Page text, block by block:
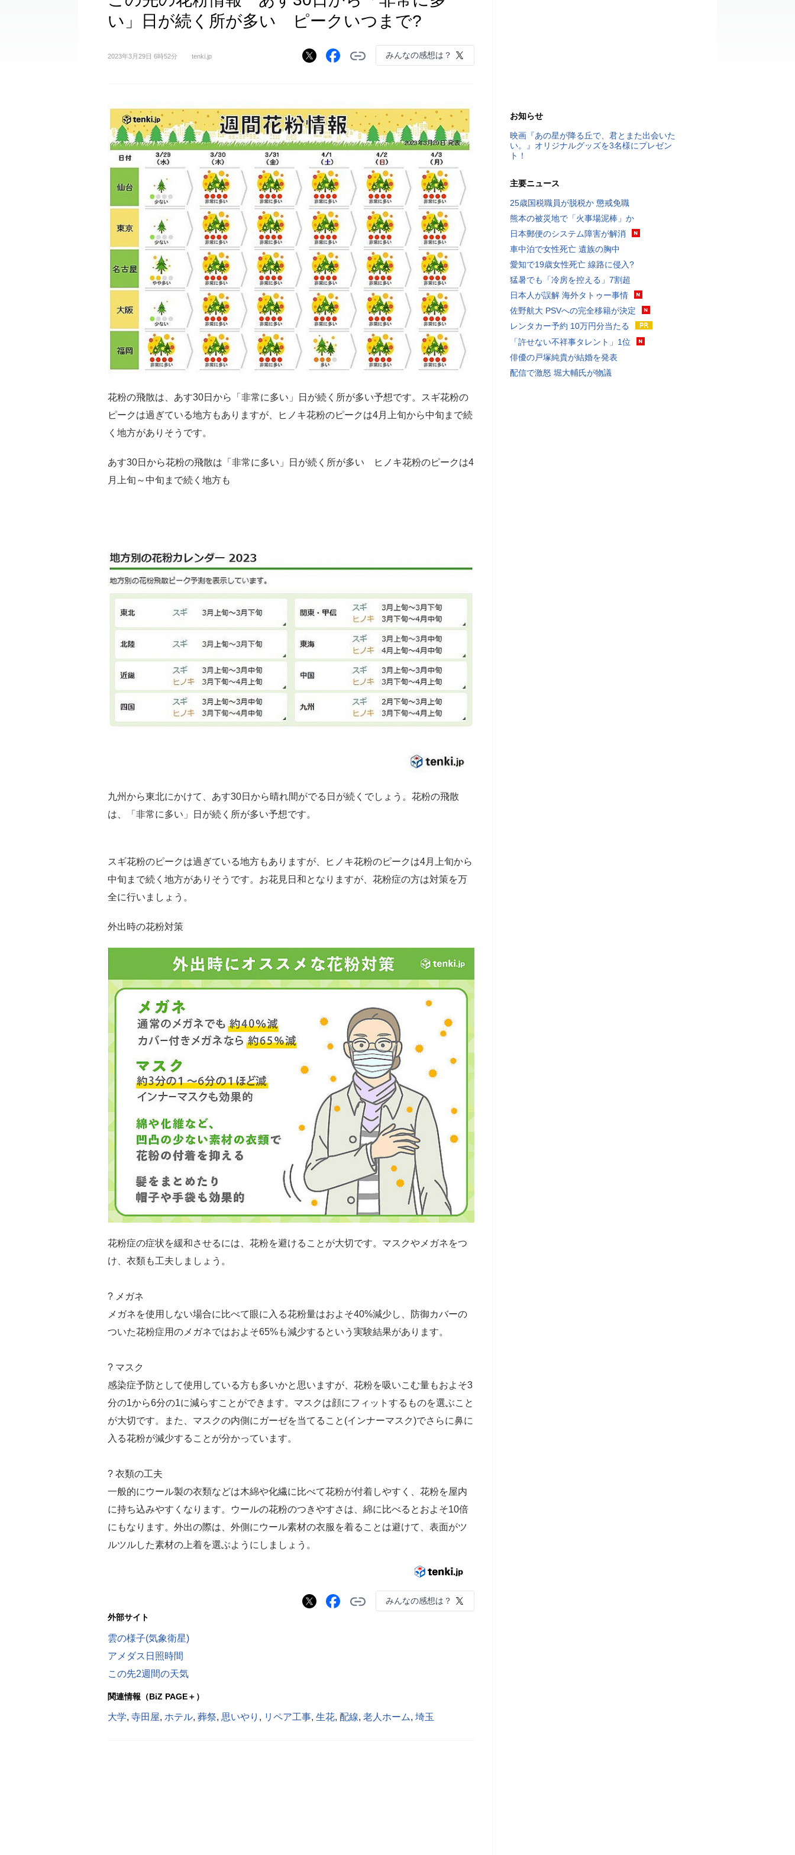
い」日が続く所が多い ピークいつまで?
2023年3月29日 6時52分 tenki.jp みんなの感想は？
花粉の飛散は、あす30日から「非常に多い」日が続く所が多い予想です。スギ花粉の
ピークは過ぎている地方もありますが、ヒノキ花粉のピークは4月上旬から中旬まで続
く地方がありそうです。
あす30日から花粉の飛散は「非常に多い」日が続く所が多い ヒノキ花粉のピークは4
月上旬～中旬まで続く地方も
九州から東北にかけて、あす30日から晴れ間がでる日が続くでしょう。花粉の飛散
は、「非常に多い」日が続く所が多い予想です。
スギ花粉のピークは過ぎている地方もありますが、ヒノキ花粉のピークは4月上旬から
中旬まで続く地方がありそうです。お花見日和となりますが、花粉症の方は対策を万
全に行いましょう。
外出時の花粉対策
花粉症の症状を緩和させるには、花粉を避けることが大切です。マスクやメガネをつ
け、衣類も工夫しましょう。
? メガネ
メガネを使用しない場合に比べて眼に入る花粉量はおよそ40%減少し、防御カバーの
ついた花粉症用のメガネではおよそ65%も減少するという実験結果があります。
? マスク
感染症予防として使用している方も多いかと思いますが、花粉を吸いこむ量もおよそ3
分の1から6分の1に減らすことができます。マスクは顔にフィットするものを選ぶこと
が大切です。また、マスクの内側にガーゼを当てること(インナーマスク)でさらに鼻に
入る花粉が減少することが分かっています。
? 衣類の工夫
一般的にウール製の衣類などは木綿や化繊に比べて花粉が付着しやすく、花粉を屋内
に持ち込みやすくなります。ウールの花粉のつきやすさは、綿に比べるとおよそ10倍
にもなります。外出の際は、外側にウール素材の衣服を着ることは避けて、表面がツ
ルツルした素材の上着を選ぶようにしましょう。
みんなの感想は？
外部サイト
雲の様子(気象衛星)
アメダス日照時間
この先2週間の天気
関連情報（BiZ PAGE＋）
大学, 寺田屋, ホテル, 葬祭, 思いやり , リペア工事, 生花, 配線, 老人ホーム, 埼玉
お知らせ
映画『あの星が降る丘で、君とまた出会いた
い。』オリジナルグッズを3名様にプレゼン
ト！
主要ニュース
25歳国税職員が脱税か 懲戒免職
熊本の被災地で「火事場泥棒」か
日本郵便のシステム障害が解消
車中泊で女性死亡 遺族の胸中
愛知で19歳女性死亡 線路に侵入?
猛暑でも「冷房を控える」7割超
日本人が誤解 海外タトゥー事情
佐野航大 PSVへの完全移籍が決定
レンタカー予約 10万円分当たる
「許せない不祥事タレント」1位
俳優の戸塚純貴が結婚を発表
配信で激怒 堀大輔氏が物議